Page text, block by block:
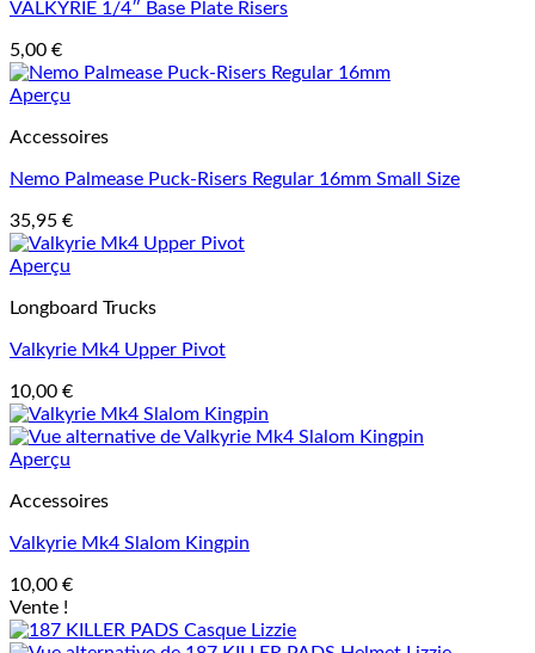
VALKYRIE 1/4″ Base Plate Risers
5,00 €
Aperçu
Accessoires
Nemo Palmease Puck-Risers Regular 16mm Small Size
35,95 €
Aperçu
Longboard Trucks
Valkyrie Mk4 Upper Pivot
10,00 €
Aperçu
Accessoires
Valkyrie Mk4 Slalom Kingpin
10,00 €
Vente !